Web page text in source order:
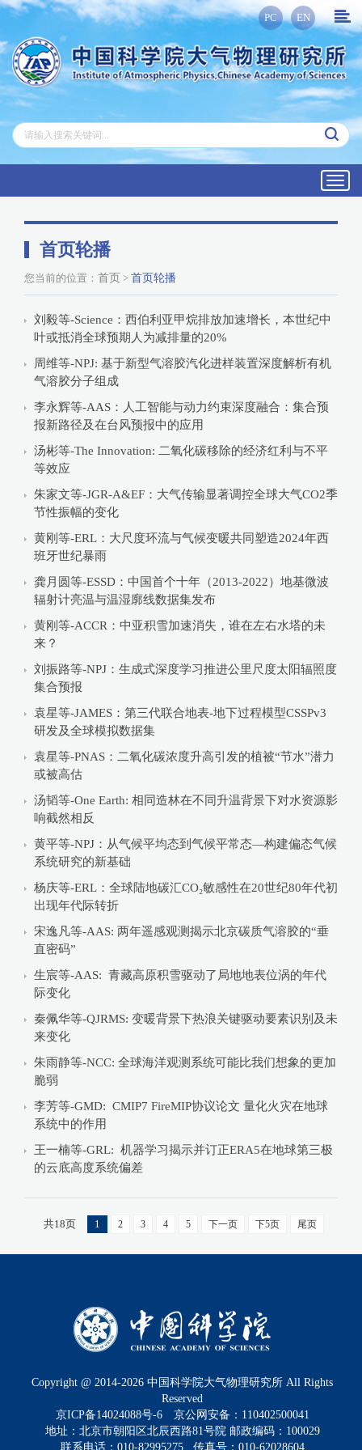
PC EN
首页轮播
您当前的位置： 首页 > 首页轮播
刘毅等-Science：西伯利亚甲烷排放加速增长，本世纪中
叶或抵消全球预期人为减排量的20%
周维等-NPJ: 基于新型气溶胶汽化进样装置深度解析有机
气溶胶分子组成
李永辉等-AAS：人工智能与动力约束深度融合：集合预
报新路径及在台风预报中的应用
汤彬等-The Innovation: 二氧化碳移除的经济红利与不平
等效应
朱家文等-JGR-A&EF：大气传输显著调控全球大气CO2季
节性振幅的变化
黄刚等-ERL：大尺度环流与气候变暖共同塑造2024年西
班牙世纪暴雨
龚月圆等-ESSD：中国首个十年（2013-2022）地基微波
辐射计亮温与温湿廓线数据集发布
黄刚等-ACCR：中亚积雪加速消失，谁在左右水塔的未
来？
刘振路等-NPJ：生成式深度学习推进公里尺度太阳辐照度
集合预报
袁星等-JAMES：第三代联合地表-地下过程模型CSSPv3
研发及全球模拟数据集
袁星等-PNAS：二氧化碳浓度升高引发的植被“节水”潜力
或被高估
汤韬等-One Earth: 相同造林在不同升温背景下对水资源影
响截然相反
黄平等-NPJ：从气候平均态到气候平常态—构建偏态气候
系统研究的新基础
杨庆等-ERL：全球陆地碳汇CO₂敏感性在20世纪80年代初
出现年代际转折
宋逸凡等-AAS: 两年遥感观测揭示北京碳质气溶胶的“垂
直密码”
生宸等-AAS: 青藏高原积雪驱动了局地地表位涡的年代
际变化
秦佩华等-QJRMS: 变暖背景下热浪关键驱动要素识别及未
来变化
朱雨静等-NCC: 全球海洋观测系统可能比我们想象的更加
脆弱
李芳等-GMD: CMIP7 FireMIP协议论文 量化火灾在地球
系统中的作用
王一楠等-GRL: 机器学习揭示并订正ERA5在地球第三极
的云底高度系统偏差
共18页 1 2 3 4 5 下一页 下5页 尾页
Copyright @ 2014-2026 中国科学院大气物理研究所 All Rights
Reserved
京ICP备14024088号-6
京公网安备：110402500041
地址：北京市朝阳区北辰西路81号院 邮政编码：100029
联系电话：010-82995275 传真号：010-62028604